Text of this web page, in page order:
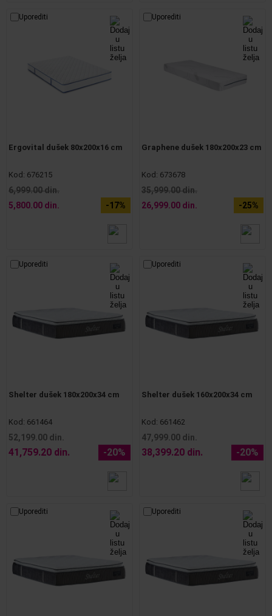
Uporediti
Ergovital dušek 80x200x16 cm
Kod: 676215
6,999.00 din.
5,800.00 din.
-17%
Uporediti
Graphene dušek 180x200x23 cm
Kod: 673678
35,999.00 din.
26,999.00 din.
-25%
Uporediti
Shelter dušek 180x200x34 cm
Kod: 661464
52,199.00 din.
41,759.20 din. -20%
Uporediti
Shelter dušek 160x200x34 cm
Kod: 661462
47,999.00 din.
38,399.20 din. -20%
Uporediti Uporediti